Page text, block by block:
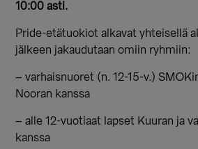
10:00 asti.
Pride-etätuokiot alkavat yhteisellä
jälkeen jakaudutaan omiin ryhmiin:
– varhaisnuoret (n. 12-15-v.)
Nooran kanssa
– alle 12-vuotiaat lapset Kuuran ja
kanssa